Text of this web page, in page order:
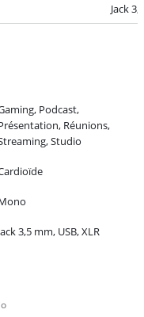
Jack
Podcast,
Réunions,
Studio
3,5 mm, USB, XLR